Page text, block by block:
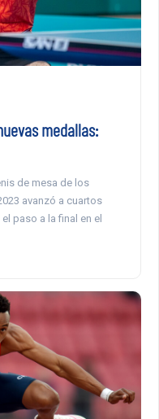
medallas:
de mesa de los
avanzó a cuartos
paso a la final en el